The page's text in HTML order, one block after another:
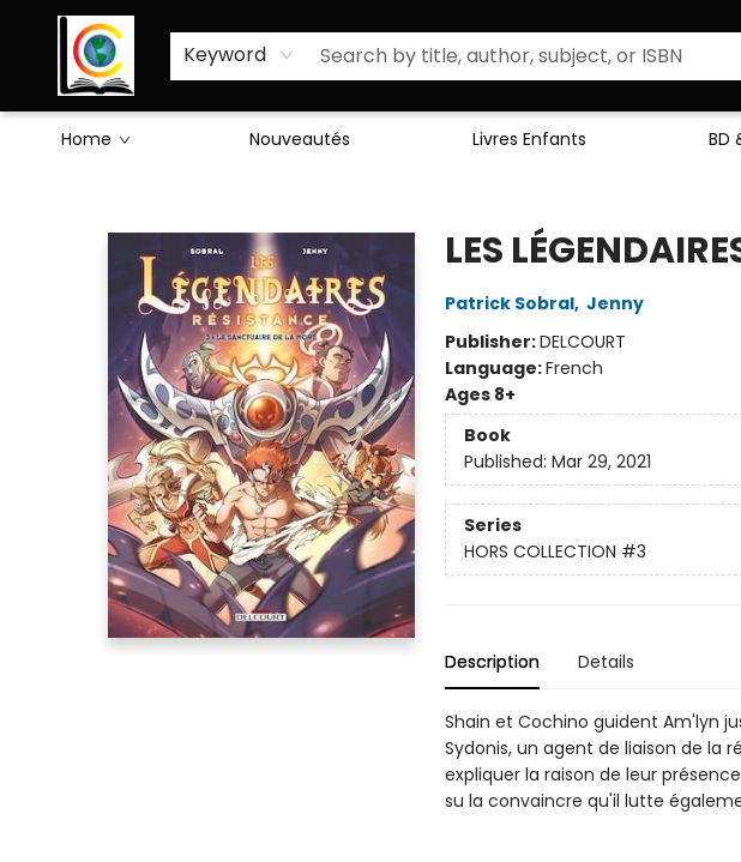
Keyword
Home Nouveautés Livres Enfants BD
Sciences Humaines
Activités & Jeux
Enseignants
Littérature
À Propos de Nous
LES
Patrick Sobral, Jenny
Publisher:DELCOURT
Language:French
Ages 8+
Book
Published: Mar 29, 2021
Series
HORS COLLECTION #3
Description Details
Shain et Cochino guident Am'lyn
Sydonis, un agent de liaison de la
expliquer la raison de leur
su la convaincre qu'il lutte